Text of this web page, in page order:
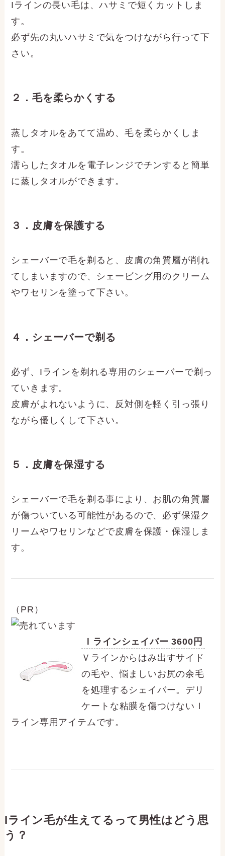
Iラインの長い毛は、ハサミで短くカットしま
す。
必ず先の丸いハサミで気をつけながら行って下
さい。
２．毛を柔らかくする
蒸しタオルをあてて温め、毛を柔らかくしま
す。
濡らしたタオルを電子レンジでチンすると簡単
に蒸しタオルができます。
３．皮膚を保護する
シェーバーで毛を剃ると、皮膚の角質層が削れ
てしまいますので、シェービング用のクリーム
やワセリンを塗って下さい。
４．シェーバーで剃る
必ず、Iラインを剃れる専用のシェーバーで剃っ
ていきます。
皮膚がよれないように、反対側を軽く引っ張り
ながら優しくして下さい。
５．皮膚を保湿する
シェーバーで毛を剃る事により、お肌の角質層
が傷ついている可能性があるので、必ず保湿ク
リームやワセリンなどで皮膚を保護・保湿しま
す。
（PR）
Ｉラインシェイバー 3600円
Ｖラインからはみ出すサイド
の毛や、悩ましいお尻の余毛
を処理するシェイバー。デリ
ケートな粘膜を傷つけないＩ
ライン専用アイテムです。
Iライン毛が生えてるって男性はどう思
う？